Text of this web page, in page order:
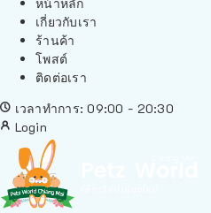
เกี่ยวกับเรา
ร้านค้า
โพสต์
ติดต่อเรา
เวลาทำการ: 09:00 - 20:30
Login